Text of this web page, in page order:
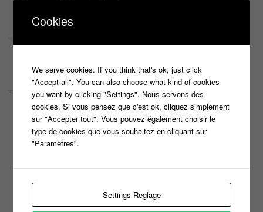
Le7 octobre 2014 à 21 h 18 min,Romain Stranarta dit :
Répondre ↓
9 octobre 2014 à 16 h 35 min,Angélique Gardin-Guillot
Angélique Gardin-Guillotliked this on Facebook.
Répondre ↓
Laisser un commentaire
Votre adresse e-mail ne sera pas publiée. Les champs
obligatoires sont indiqués avec*
Cookies
We serve cookies. If you think that's ok, just click
"Accept all". You can also choose what kind of cookies
you want by clicking "Settings". Nous servons des
cookies. Si vous pensez que c'est ok, cliquez simplement
sur "Accepter tout". Vous pouvez également choisir le
type de cookies que vous souhaitez en cliquant sur
"Paramètres".
Settings Reglage